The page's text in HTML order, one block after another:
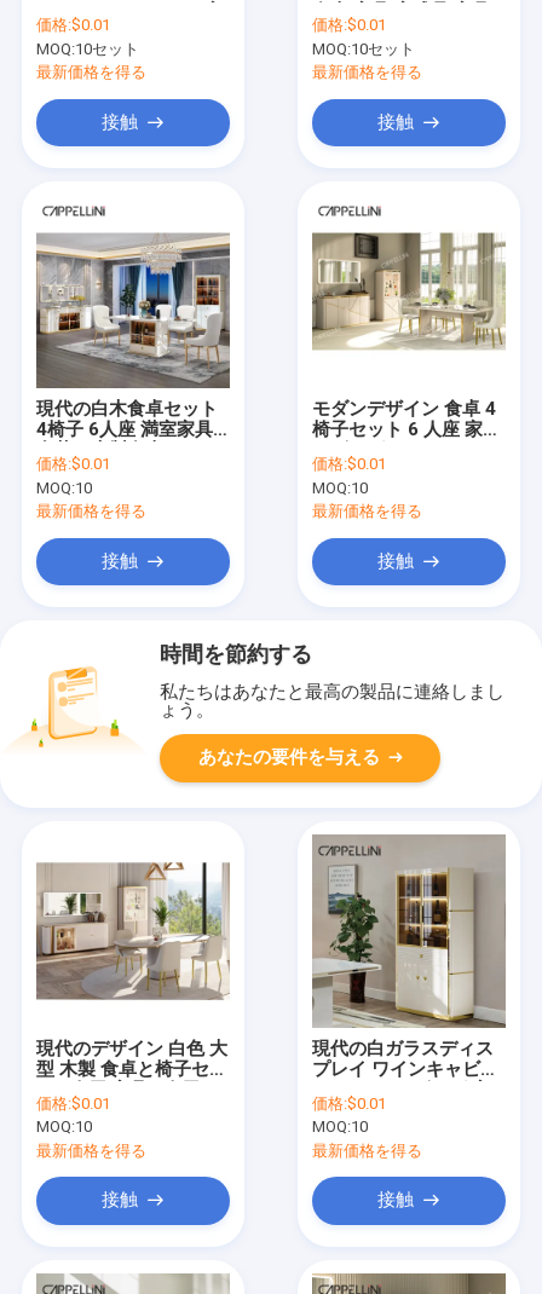
具収納 シンプルな木製
6人掛けダイニングテー
ブルと椅子セット
価格:$0.01
MOQ:10セット
最新価格を得る
接触
木製 フレーム 食卓 セ
ット 4 席
価格:$0.01
MOQ:10セット
最新価格を得る
接触
現代の白木食卓セット
4椅子 6人座 満室家具
価格:$0.01
MOQ:10
最新価格を得る
接触
モダンデザイン 食卓 4
椅子セット 6 人座 家具
ブルスレイト トップ 食
卓セット
価格:$0.01
MOQ:10
最新価格を得る
接触
時間を節約する
私たちはあなたと最高の製品に連絡しまし
ょう。
あなたの要件を与える
現代のデザイン 白色 大
型 木製 食卓と椅子セッ
ルブルスレイド食卓
価格:$0.01
MOQ:10
最新価格を得る
接触
現代の白ガラスディス
プレイ ワインキャビネ
具 収納ラック 家用 豪
華 木製ワインキャビネ
ット
価格:$0.01
MOQ:10
最新価格を得る
接触